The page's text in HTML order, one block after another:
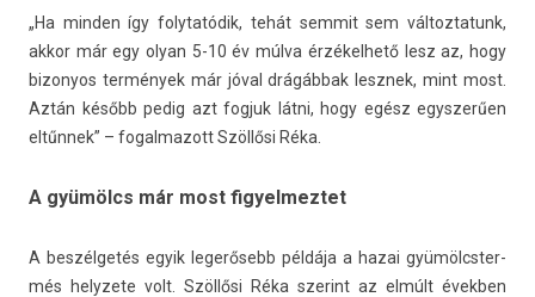
„Ha mind­en így folytatódik, tehát sem­mit sem vál­toztatunk,
akkor már egy olyan 5-10 év múlva érzékel­hető lesz az, hogy
bi­zonyos termények már jóval drágábbak lesznek, mint most.
Aztán később pedig azt fog­juk látni, hogy egész egys­zerű­en
eltűnnek” – fogal­mazott Szöllősi Réka.
A gyümölcs már most figyelmeztet
A beszélgetés egyik legerősebb példája a hazai gyümölcster­
més helyzete volt. Szöllősi Réka szerint az elmúlt évekb­en